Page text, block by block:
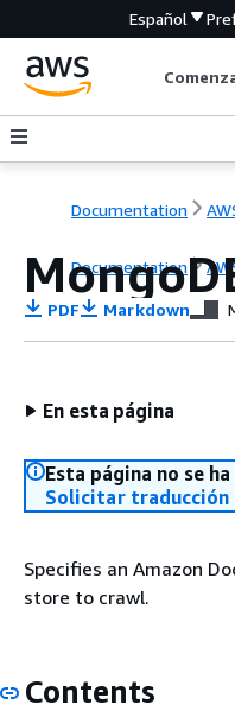
Español
Documentation
Documentation
PDF Markdown
En esta página
Esta página no se
Solicitar traducción
Specifies an Amazon
store to crawl.
Contents